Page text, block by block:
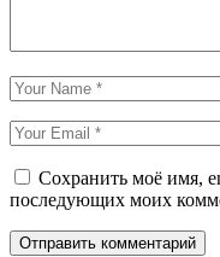
Сохранить моё имя,
последующих моих
Отправить комментарий